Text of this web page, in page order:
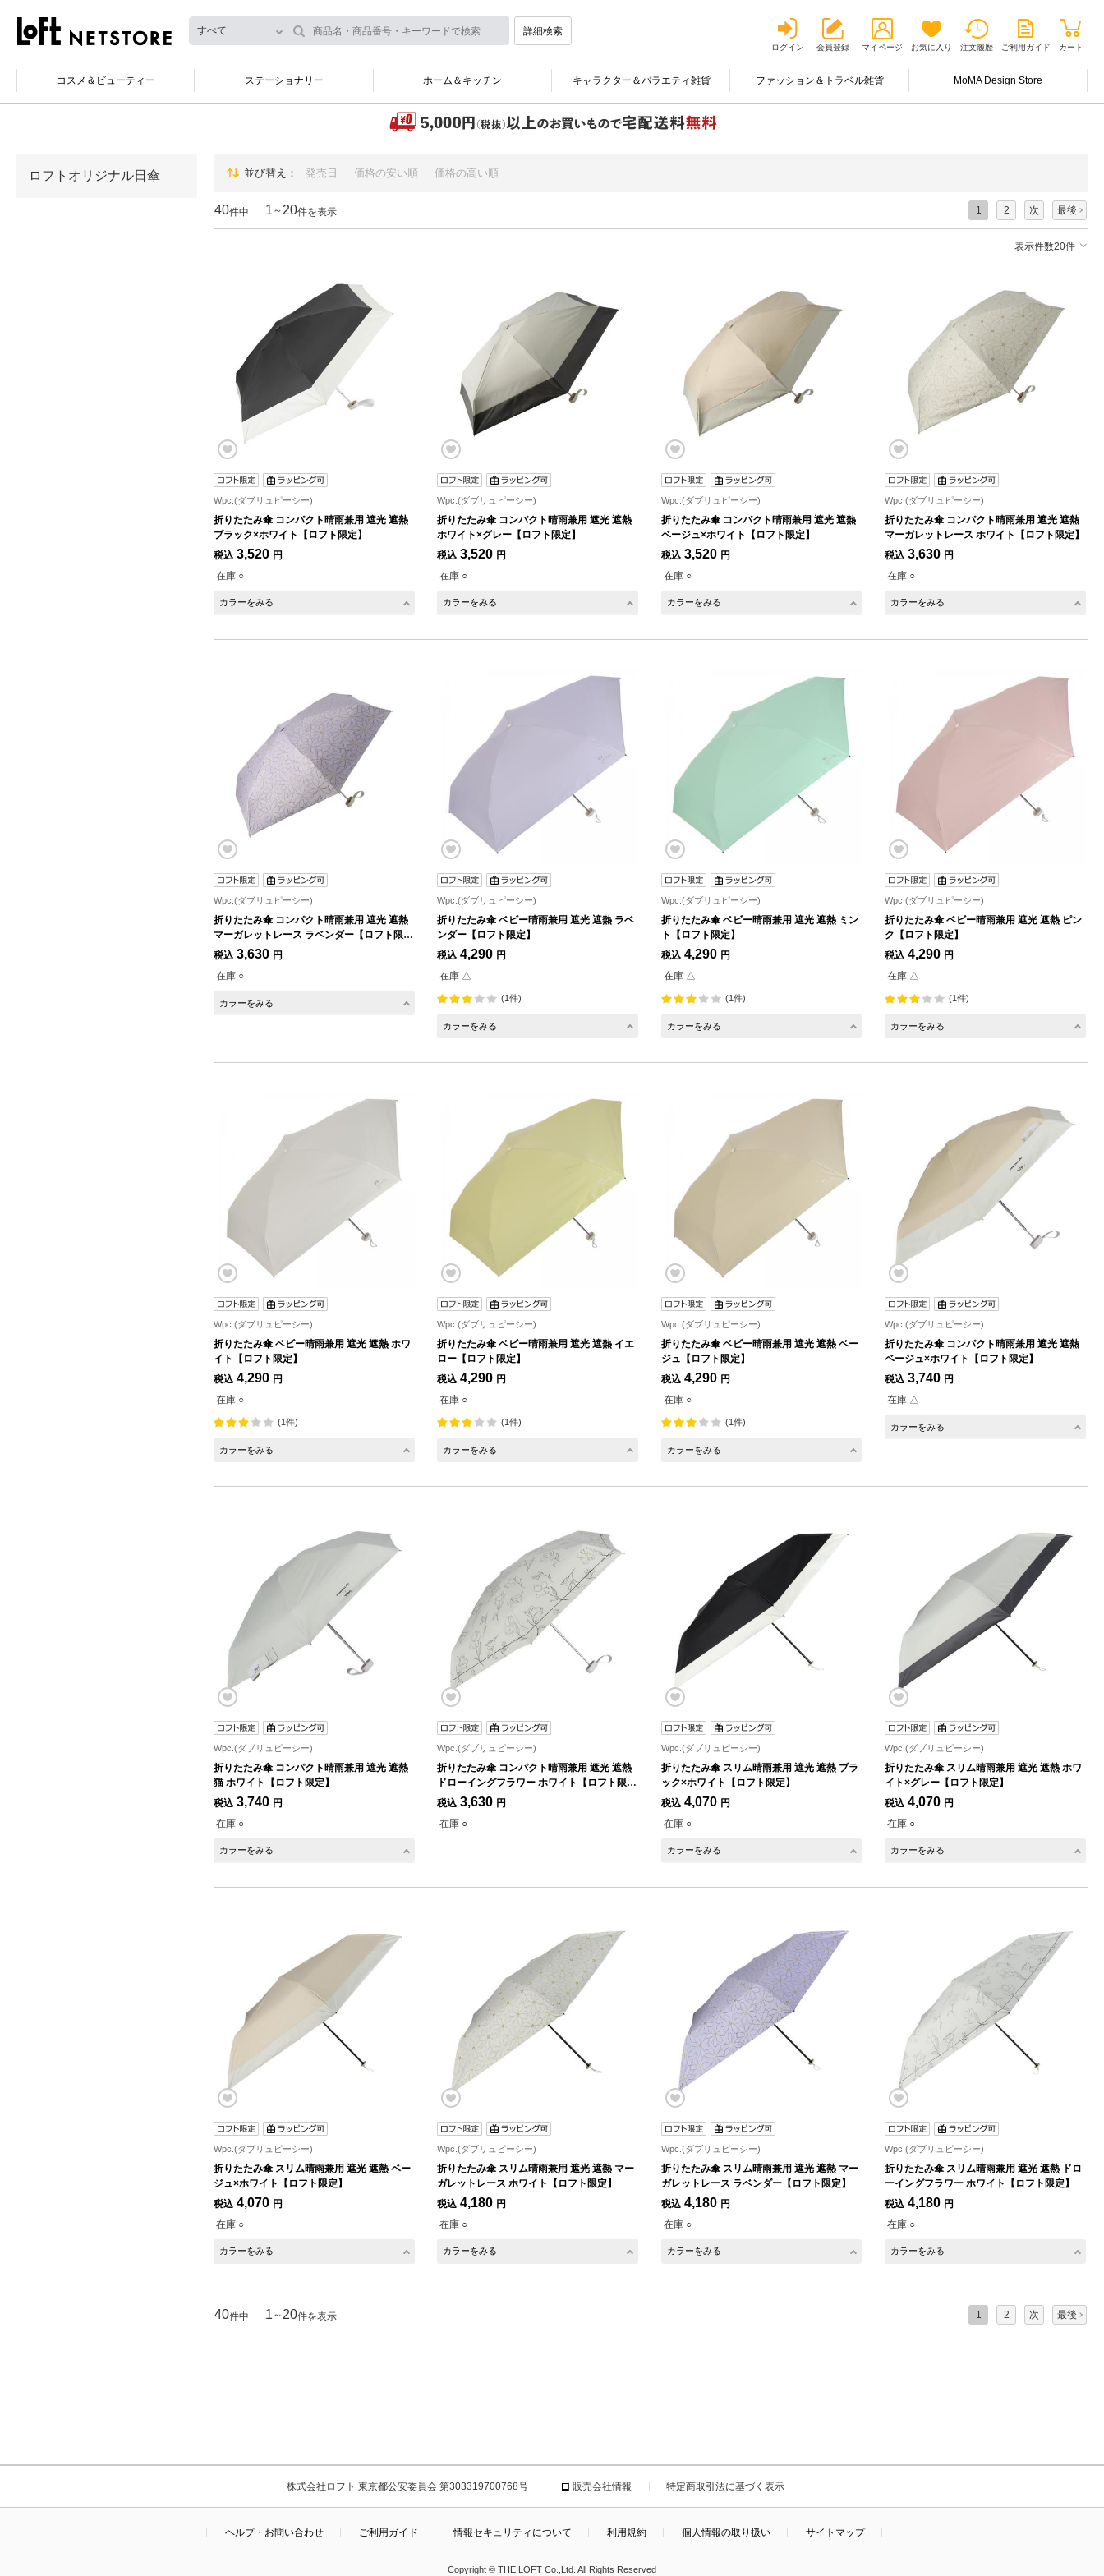
すべて 詳細検索
ログイン 会員登録 マイページ お気に入り 注文履歴 ご利用ガイド カート
コスメ＆ビューティー ステーショナリー ホーム＆キッチン キャラクター＆バラエティ雑貨 ファッション＆トラベル雑貨 MoMA Design Store
ロフトオリジナル日傘 並び替え 発売日 価格の安い順 価格の高い順
40件中 1 ～ 20件を表示 1 2 次 最後
表示件数20件
Wpc.(ダブリュピーシー)
折りたたみ傘 コンパクト晴雨兼用 遮光 遮熱
ブラック×ホワイト【ロフト限定】
税込 3,520 円
在庫 ○
カラーをみる
Wpc.(ダブリュピーシー)
折りたたみ傘 コンパクト晴雨兼用 遮光 遮熱
ホワイト×グレー【ロフト限定】
税込 3,520 円
在庫 ○
カラーをみる
Wpc.(ダブリュピーシー)
折りたたみ傘 コンパクト晴雨兼用 遮光 遮熱
ベージュ×ホワイト【ロフト限定】
税込 3,520 円
在庫 ○
カラーをみる
Wpc.(ダブリュピーシー)
折りたたみ傘 コンパクト晴雨兼用 遮光 遮熱
マーガレットレース ホワイト【ロフト限定】
税込 3,630 円
在庫 ○
カラーをみる
Wpc.(ダブリュピーシー)
折りたたみ傘 コンパクト晴雨兼用 遮光 遮熱
マーガレットレース ラベンダー【ロフト限
定】
税込 3,630 円
在庫 ○
カラーをみる
Wpc.(ダブリュピーシー)
折りたたみ傘 ベビー晴雨兼用 遮光 遮熱 ラベ
ンダー【ロフト限定】
税込 4,290 円
在庫 △
(1件)
カラーをみる
Wpc.(ダブリュピーシー)
折りたたみ傘 ベビー晴雨兼用 遮光 遮熱 ミン
ト【ロフト限定】
税込 4,290 円
在庫 △
(1件)
カラーをみる
Wpc.(ダブリュピーシー)
折りたたみ傘 ベビー晴雨兼用 遮光 遮熱 ピン
ク【ロフト限定】
税込 4,290 円
在庫 △
(1件)
カラーをみる
Wpc.(ダブリュピーシー)
折りたたみ傘 ベビー晴雨兼用 遮光 遮熱 ホワ
イト【ロフト限定】
税込 4,290 円
在庫 ○
(1件)
カラーをみる
Wpc.(ダブリュピーシー)
折りたたみ傘 ベビー晴雨兼用 遮光 遮熱 イエ
ロー【ロフト限定】
税込 4,290 円
在庫 ○
(1件)
カラーをみる
Wpc.(ダブリュピーシー)
折りたたみ傘 ベビー晴雨兼用 遮光 遮熱 ベー
ジュ【ロフト限定】
税込 4,290 円
在庫 ○
(1件)
カラーをみる
Wpc.(ダブリュピーシー)
折りたたみ傘 コンパクト晴雨兼用 遮光 遮熱
ベージュ×ホワイト【ロフト限定】
税込 3,740 円
在庫 △
カラーをみる
Wpc.(ダブリュピーシー)
折りたたみ傘 コンパクト晴雨兼用 遮光 遮熱
猫 ホワイト【ロフト限定】
税込 3,740 円
在庫 ○
カラーをみる
Wpc.(ダブリュピーシー)
折りたたみ傘 コンパクト晴雨兼用 遮光 遮熱
ドローイングフラワー ホワイト【ロフト限
定】
税込 3,630 円
在庫 ○
Wpc.(ダブリュピーシー)
折りたたみ傘 スリム晴雨兼用 遮光 遮熱 ブラ
ック×ホワイト【ロフト限定】
税込 4,070 円
在庫 ○
カラーをみる
Wpc.(ダブリュピーシー)
折りたたみ傘 スリム晴雨兼用 遮光 遮熱 ホワ
イト×グレー【ロフト限定】
税込 4,070 円
在庫 ○
カラーをみる
Wpc.(ダブリュピーシー)
折りたたみ傘 スリム晴雨兼用 遮光 遮熱 ベー
ジュ×ホワイト【ロフト限定】
税込 4,070 円
在庫 ○
カラーをみる
Wpc.(ダブリュピーシー)
折りたたみ傘 スリム晴雨兼用 遮光 遮熱 マー
ガレットレース ホワイト【ロフト限定】
税込 4,180 円
在庫 ○
カラーをみる
Wpc.(ダブリュピーシー)
折りたたみ傘 スリム晴雨兼用 遮光 遮熱 マー
ガレットレース ラベンダー【ロフト限定】
税込 4,180 円
在庫 ○
カラーをみる
Wpc.(ダブリュピーシー)
折りたたみ傘 スリム晴雨兼用 遮光 遮熱 ドロ
ーイングフラワー ホワイト【ロフト限定】
税込 4,180 円
在庫 ○
カラーをみる
40件中 1 ～ 20件を表示 1 2 次 最後
株式会社ロフト 東京都公安委員会 第303319700768号 販売会社情報 特定商取引法に基づく表示
ヘルプ・お問い合わせ ご利用ガイド 情報セキュリティについて 利用規約 個人情報の取り扱い サイトマップ
Copyright © THE LOFT Co.,Ltd. All Rights Reserved